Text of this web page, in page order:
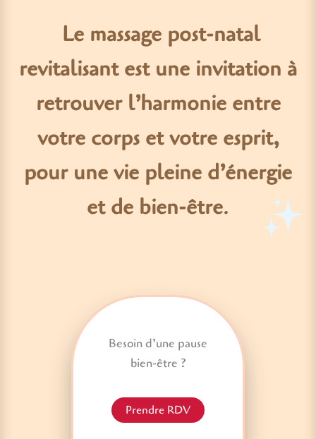
Le massage post-natal
revitalisant est une invitation à
retrouver l’harmonie entre
votre corps et votre esprit,
pour une vie pleine d’énergie
et de bien-être.
Besoin d’une pause
bien-être ?
Prendre RDV